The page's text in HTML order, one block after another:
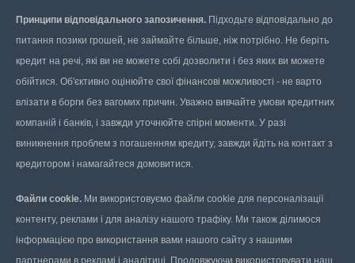
Принципи відповідального запозичення. Підходьте відповідально до
питання позики грошей, не займайте більше, ніж потрібно. Не беріть
кредит на речі, які ви не можете собі дозволити і без яких ви можете
обійтися. Об'єктивно оцінюйте свої фінансові можливості - не варто
влізати в борги без вагомих причин. Уважно вивчайте умови кредитних
компаній і банків, і завжди уточнюйте спірні моменти. У разі
виникнення проблем з погашенням кредиту, завжди йдіть на контакт з
кредитором і намагайтеся домовитися.
Файли cookie. Ми використовуємо файли cookie для персоналізації
контенту, реклами і для аналізу нашого трафіку. Ми також ділимося
інформацією про використання вами нашого сайту з нашими
партнерами в рекламі і аналітиці. Продовжуючи використовувати наш